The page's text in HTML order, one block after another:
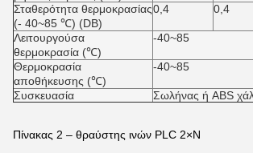
Σταθερότητα θερμοκρασίας
(- 40~85 ℃) (DB)
0,4 0,4
Λειτουργούσα
θερμοκρασία (℃)
-40~85
Θερμοκρασία
αποθήκευσης (℃)
-40~85
Συσκευασία Σωλήνας ή ABS
Πίνακας 2 – θραύστης ινών PLC 2×N